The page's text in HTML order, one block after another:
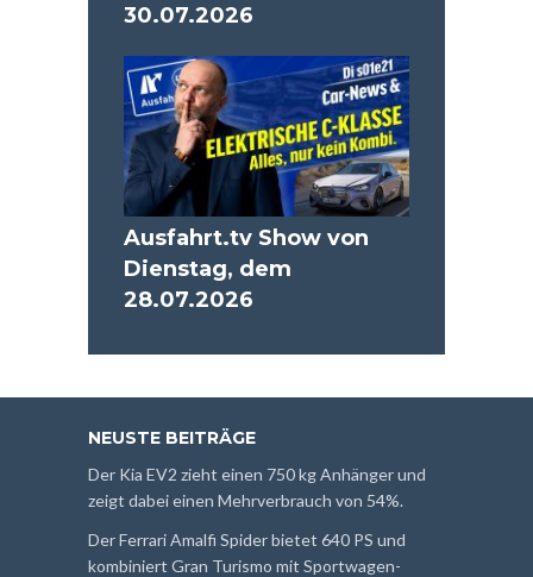
30.07.2026
Ausfahrt.tv Show von
Dienstag, dem
28.07.2026
NEUSTE BEITRÄGE
Der Kia EV2 zieht einen 750 kg Anhänger und
zeigt dabei einen Mehrverbrauch von 54%.
Der Ferrari Amalfi Spider bietet 640 PS und
kombiniert Gran Turismo mit Sportwagen-